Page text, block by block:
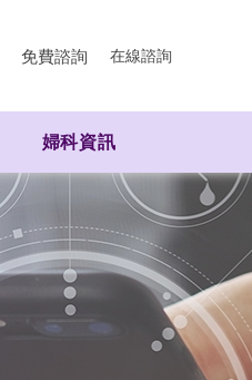
免費諮詢 在線諮詢
婦科資訊